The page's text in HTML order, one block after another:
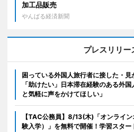
加工品販売
やんばる経済新聞
プレスリリー
困っている外国人旅行者に接した・
「助けたい」日本滞在経験のある外
と気軽に声をかけてほしい」
【TAC公務員】8/13(木)「オンライ
験入学）」を無料で開催！学習スター